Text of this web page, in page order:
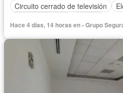
Circuito cerrado de televisión
Hace 4 días, 14 horas en - Grupo